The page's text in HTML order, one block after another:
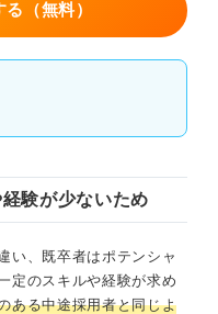
（無料）
験が少ないため
い、既卒者はポテンシャ
定のスキルや経験が求め
ある中途採用者と同じよ